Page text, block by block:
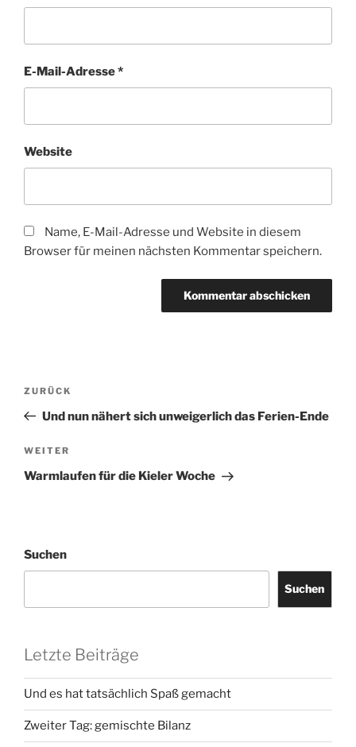
E-Mail-Adresse*
Website
Name, E-Mail-Adresse und Website in diesem
Browser für meinen nächsten Kommentar speichern.
Beitragsnavigation
Vorheriger
Beitrag
ZURÜCK
Und nun nähert sich unweigerlich das Ferien-Ende
Nächster
Beitrag
WEITER
Warmlaufen für die Kieler Woche
Suchen
Suchen
Letzte Beiträge
Und es hat tatsächlich Spaß gemacht
Zweiter Tag: gemischte Bilanz